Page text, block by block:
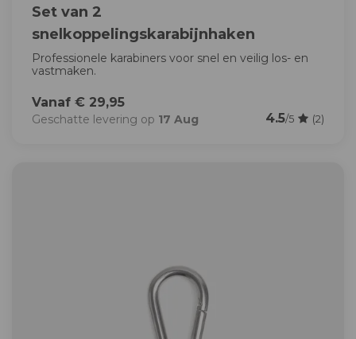
Set van 2
snelkoppelingskarabijnhaken
Professionele karabiners voor snel en veilig los- en
vastmaken.
Vanaf € 29,95
Geschatte levering op 17 Aug 4.5/5 (2)